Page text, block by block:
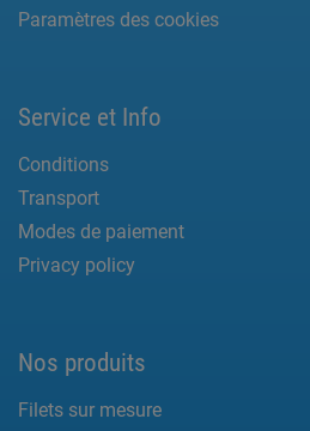
Paramètres des cookies
Service et Info
Conditions
Transport
Modes de paiement
Privacy policy
Nos produits
Filets sur mesure